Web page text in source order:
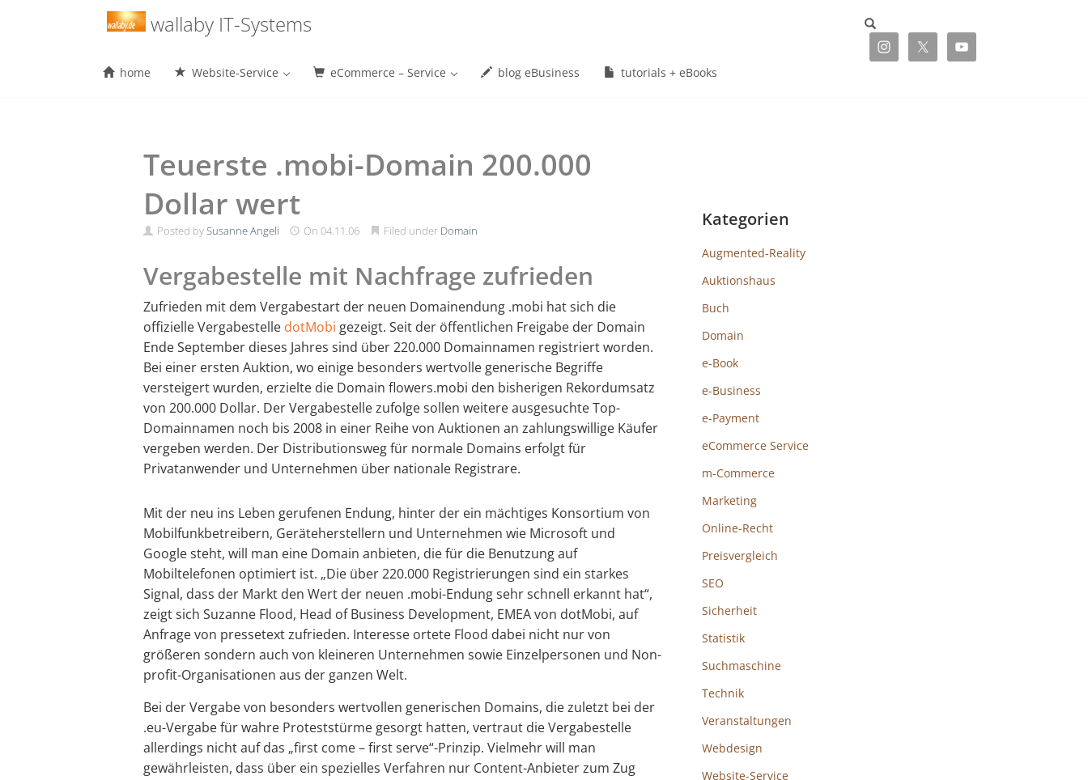
wallaby IT-Systems
Menu
home Website-Service eCommerce – Service blog eBusiness tutorials + eBooks
Teuerste .mobi-Domain 200.000
Dollar wert
Posted bySusanne Angeli On 04.11.06 Filed under Domain
Vergabestelle mit Nachfrage zufrieden
Zufrieden mit dem Vergabestart der neuen Domainendung .mobi hat sich die
offizielle Vergabestelle dotMobi gezeigt. Seit der öffentlichen Freigabe der Domain
Ende September dieses Jahres sind über 220.000 Domainnamen registriert worden.
Bei einer ersten Auktion, wo einige besonders wertvolle generische Begriffe
versteigert wurden, erzielte die Domain flowers.mobi den bisherigen Rekordumsatz
von 200.000 Dollar. Der Vergabestelle zufolge sollen weitere ausgesuchte Top-
Domainnamen noch bis 2008 in einer Reihe von Auktionen an zahlungswillige Käufer
vergeben werden. Der Distributionsweg für normale Domains erfolgt für
Privatanwender und Unternehmen über nationale Registrare.
Mit der neu ins Leben gerufenen Endung, hinter der ein mächtiges Konsortium von
Mobilfunkbetreibern, Geräteherstellern und Unternehmen wie Microsoft und
Google steht, will man eine Domain anbieten, die für die Benutzung auf
Mobiltelefonen optimiert ist. „Die über 220.000 Registrierungen sind ein starkes
Signal, dass der Markt den Wert der neuen .mobi-Endung sehr schnell erkannt hat“,
zeigt sich Suzanne Flood, Head of Business Development, EMEA von dotMobi, auf
Anfrage von pressetext zufrieden. Interesse ortete Flood dabei nicht nur von
größeren sondern auch von kleineren Unternehmen sowie Einzelpersonen und Non-
profit-Organisationen aus der ganzen Welt.
Bei der Vergabe von besonders wertvollen generischen Domains, die zuletzt bei der
.eu-Vergabe für wahre Proteststürme gesorgt hatten, vertraut die Vergabestelle
allerdings nicht auf das „first come – first serve“-Prinzip. Vielmehr will man
gewährleisten, dass über ein spezielles Verfahren nur Content-Anbieter zum Zug
Kategorien
Augmented-Reality
Auktionshaus
Buch
Domain
e-Book
e-Business
e-Payment
eCommerce Service
m-Commerce
Marketing
Online-Recht
Preisvergleich
SEO
Sicherheit
Statistik
Suchmaschine
Technik
Veranstaltungen
Webdesign
Website-Service